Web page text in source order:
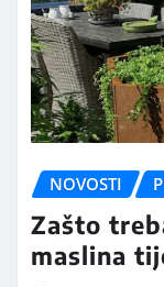
NOVOSTI
Zašto
maslina